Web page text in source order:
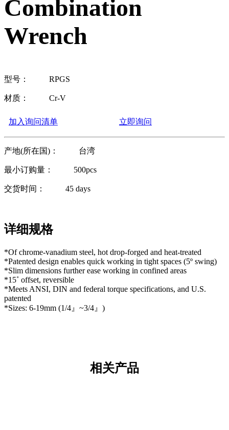
Combination
Wrench
型号： RPGS
材质： Cr-V
加入询问清单 立即询问
产地(所在国)： 台湾
最小订购量： 500pcs
交货时间： 45 days
详细规格
*Of chrome-vanadium steel, hot drop-forged and heat-treated
*Patented design enables quick working in tight spaces (5º swing)
*Slim dimensions further ease working in confined areas
*15˚ offset, reversible
*Meets ANSI, DIN and federal torque specifications, and U.S.
patented
*Sizes: 6-19mm (1/4』~3/4』)
相关产品